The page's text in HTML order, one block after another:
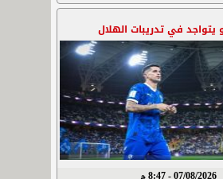
يتواجد في تدريبات الهلال